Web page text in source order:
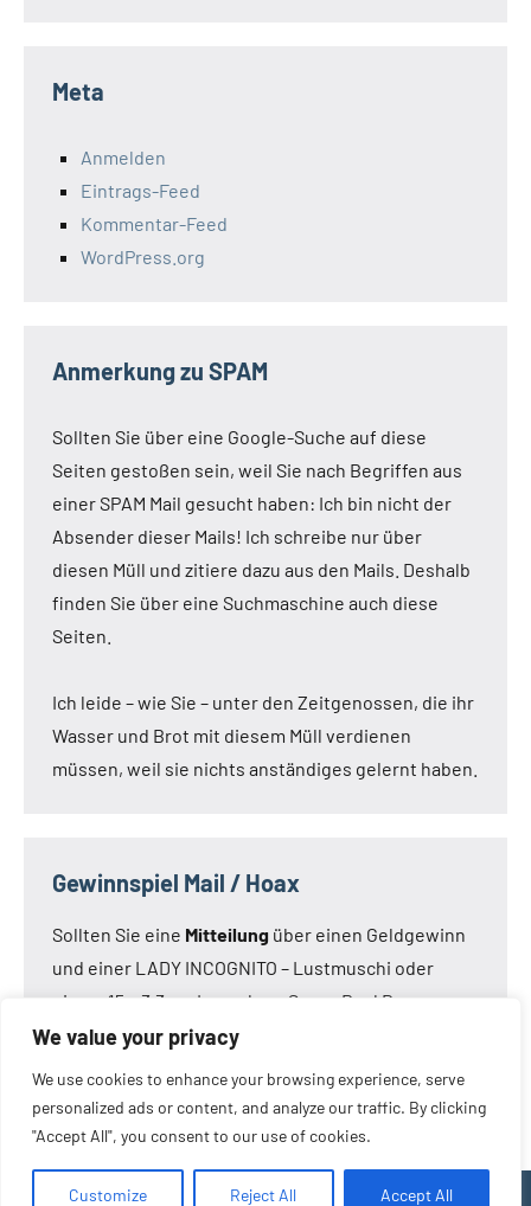
We value your privacy
We use cookies to enhance your browsing experience, serve
personalized ads or content, and analyze our traffic. By clicking
"Accept All", you consent to our use of cookies.
Customize Reject All Accept All
Meta
Anmelden
Eintrags-Feed
Kommentar-Feed
WordPress.org
Anmerkung zu SPAM
Sollten Sie über eine Google-Suche auf diese
Seiten gestoßen sein, weil Sie nach Begriffen aus
einer SPAM Mail gesucht haben: Ich bin nicht der
Absender dieser Mails! Ich schreibe nur über
diesen Müll und zitiere dazu aus den Mails. Deshalb
finden Sie über eine Suchmaschine auch diese
Seiten.
Ich leide – wie Sie – unter den Zeitgenossen, die ihr
Wasser und Brot mit diesem Müll verdienen
müssen, weil sie nichts anständiges gelernt haben.
Gewinnspiel Mail / Hoax
Sollten Sie eine Mitteilung über einen Geldgewinn
und einer LADY INCOGNITO – Lustmuschi oder
einem 15 x 3,3 cm Loveclone Super Real Dong –
oder was immer den Kameraden noch einfällt –
Mail ist eine Fälschung.